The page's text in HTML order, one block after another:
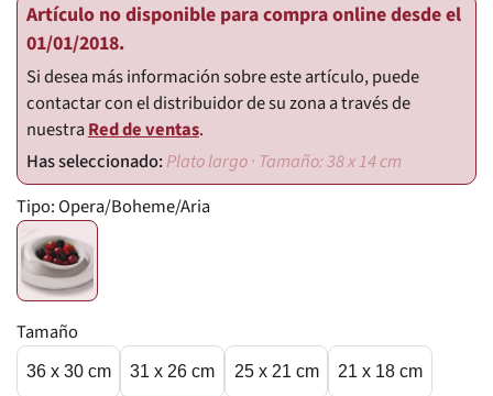
Artículo no disponible para compra online desde el
01/01/2018.
Si desea más información sobre este artículo, puede
contactar con el distribuidor de su zona a través de
nuestraRed de ventas.
Plato largo · Tamaño: 38 x 14 cm
Tipo:Opera/Boheme/Aria
Tamaño
36 x 30 cm 31 x 26 cm 25 x 21 cm 21 x 18 cm